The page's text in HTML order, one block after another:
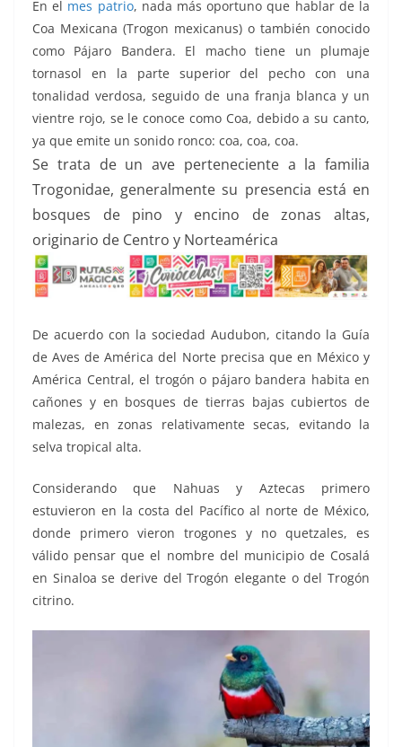
k
En el mes patrio, nada más oportuno que hablar de la
Coa Mexicana (Trogon mexicanus) o también conocido
como Pájaro Bandera. El macho tiene un plumaje
tornasol en la parte superior del pecho con una
tonalidad verdosa, seguido de una franja blanca y un
vientre rojo, se le conoce como Coa, debido a su canto,
ya que emite un sonido ronco: coa, coa, coa.
Se trata de un ave perteneciente a la familia
Trogonidae, generalmente su presencia está en
bosques de pino y encino de zonas altas,
originario de Centro y Norteamérica
De acuerdo con la sociedad Audubon, citando la Guía
de Aves de América del Norte precisa que en México y
América Central, el trogón o pájaro bandera habita en
cañones y en bosques de tierras bajas cubiertos de
malezas, en zonas relativamente secas, evitando la
selva tropical alta.
Considerando que Nahuas y Aztecas primero
estuvieron en la costa del Pacífico al norte de México,
donde primero vieron trogones y no quetzales, es
válido pensar que el nombre del municipio de Cosalá
en Sinaloa se derive del Trogón elegante o del Trogón
citrino.